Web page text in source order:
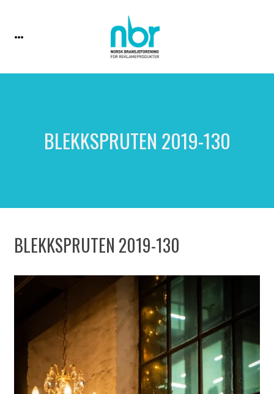
BLEKKSPRUTEN 2019-130
BLEKKSPRUTEN 2019-130